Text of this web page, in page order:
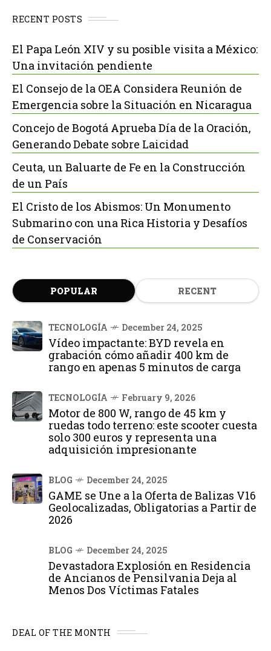
RECENT POSTS
El Papa León XIV y su posible visita a México:
Una invitación pendiente
El Consejo de la OEA Considera Reunión de
Emergencia sobre la Situación en Nicaragua
Concejo de Bogotá Aprueba Día de la Oración,
Generando Debate sobre Laicidad
Ceuta, un Baluarte de Fe en la Construcción
de un País
El Cristo de los Abismos: Un Monumento
Submarino con una Rica Historia y Desafíos
de Conservación
POPULAR RECENT
TECNOLOGÍA December 24, 2025
Vídeo impactante: BYD revela en
grabación cómo añadir 400 km de
rango en apenas 5 minutos de carga
TECNOLOGÍA February 9, 2026
Motor de 800 W, rango de 45 km y
ruedas todo terreno: este scooter cuesta
solo 300 euros y representa una
adquisición impresionante
BLOG December 24, 2025
GAME se Une a la Oferta de Balizas V16
Geolocalizadas, Obligatorias a Partir de
2026
BLOG December 24, 2025
Devastadora Explosión en Residencia
de Ancianos de Pensilvania Deja al
Menos Dos Víctimas Fatales
DEAL OF THE MONTH